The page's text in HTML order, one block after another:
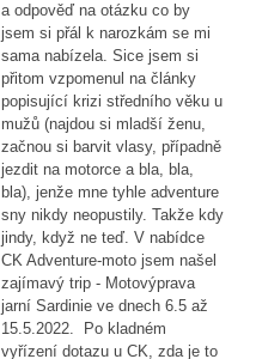
a odpověď na otázku co by
jsem si přál k narozkám se mi
sama nabízela. Sice jsem si
přitom vzpomenul na články
popisující krizi středního věku u
mužů (najdou si mladší ženu,
začnou si barvit vlasy, případně
jezdit na motorce a bla, bla,
bla), jenže mne tyhle adventure
sny nikdy neopustily. Takže kdy
jindy, když ne teď. V nabídce
CK Adventure-moto jsem našel
zajímavý trip - Motovýprava
jarní Sardinie ve dnech 6.5 až
15.5.2022. Po kladném
vyřízení dotazu u CK, zda je to